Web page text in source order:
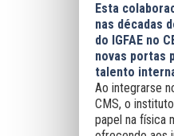
Esta
nas décadas
do IGFAE no
novas portas
talento
Ao integrarse
CMS, o
papel na física